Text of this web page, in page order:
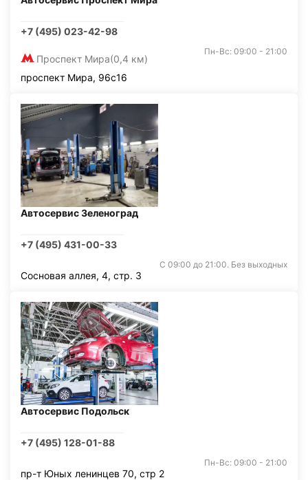
+7 (495) 023-42-98
Проспект Мира(0,4 км)
Пн-Вс: 09:00 - 21:00
проспект Мира, 96с16
Автосервис Зеленоград
+7 (495) 431-00-33
С 09:00 до 21:00. Без выходных
Сосновая аллея, 4, стр. 3
Автосервис Подольск
+7 (495) 128-01-88
Пн-Вс: 09:00 - 21:00
пр-т Юных ленинцев 70, стр 2